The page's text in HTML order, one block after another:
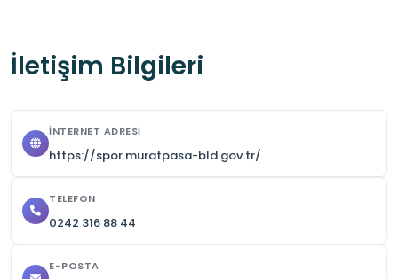
- Kompleksin kapanış saatleri antrenmanların
- Grup ziyaretlerinden önce iletişime geçilerek
Okul Dışı Öğrenme Ortamları Yönünden
İletişim Bilgileri
İNTERNET ADRESI
https://spor.muratpasa-bld.gov.tr/
TELEFON
0242 316 88 44
E-POSTA